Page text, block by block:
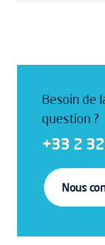
Besoin de
question ?
+33 2
Nous